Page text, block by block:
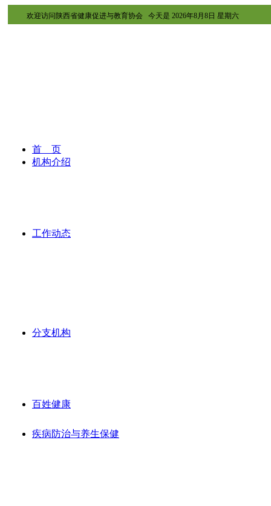
欢迎访问陕西省健康促进与教育协会 今天是 2026年8月8日 星期六
首 页
机构介绍
工作动态
分支机构
百姓健康
疾病防治与养生保健